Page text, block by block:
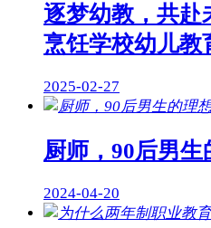
逐梦幼教，共赴
烹饪学校幼儿教
2025-02-27
厨师，90后男
2024-04-20